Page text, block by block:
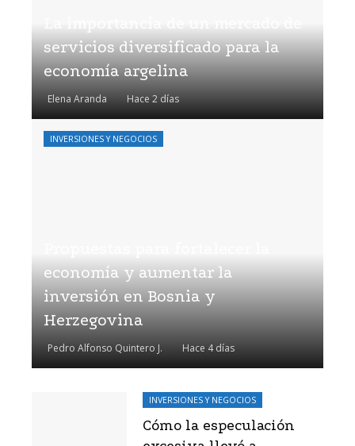
servicios diversificado para la
economía argelina
Elena Aranda Hace 2 días
economía y aumentar la
inversión en Bosnia y
Herzegovina
Pedro Alfonso Quintero J. Hace 4 días
INVERSIONES Y NEGOCIOS
INVERSIONES Y NEGOCIOS
Cómo la especulación